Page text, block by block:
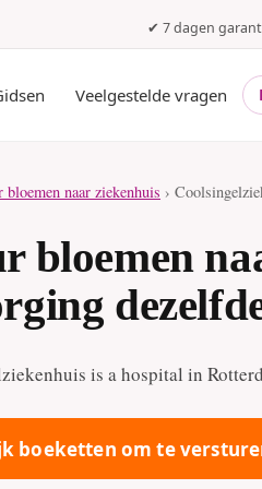
✔ 7 dagen
Veelgestelde vragen
bloemen naar ziekenhuis ›
bloemen
is a hospital in
boeketten om te